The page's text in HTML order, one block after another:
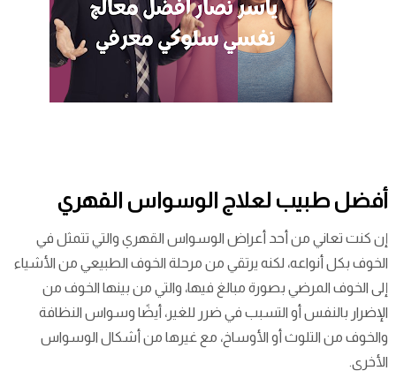
أفضل طبيب لعلاج الوسواس القهري
إن كنت تعاني من أحد أعراض الوسواس القهري والتي تتمثل في
الخوف بكل أنواعه، لكنه يرتقي من مرحلة الخوف الطبيعي من الأشياء
إلى الخوف المرضي بصورة مبالغ فيها، والتي من بينها الخوف من
الإضرار بالنفس أو التسبب في ضرر للغير، أيضًا وسواس النظافة
والخوف من التلوث أو الأوساخ، مع غيرها من أشكال الوسواس
الأخرى.